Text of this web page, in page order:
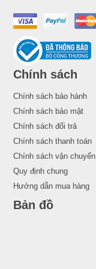
Chính sách
Chính sách bảo hành
Chính sách bảo mật
Chính sách đổi trả
Chính sách thanh toán
Chính sách vận chuyển
Quy định chung
Hướng dẫn mua hàng
Bản đồ